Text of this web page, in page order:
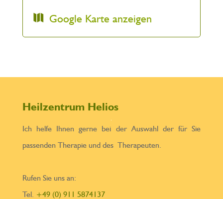
Google Karte anzeigen
Heilzentrum Helios
Ich helfe Ihnen gerne bei der Auswahl der für Sie
passenden Therapie und des Therapeuten.
Rufen Sie uns an:
Tel. +49 (0) 911 5874137